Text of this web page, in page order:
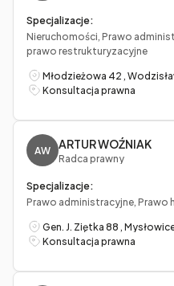
Specjalizacje:
Nieruchomości, Prawo
prawo restrukturyzacyjne
Młodzieżowa 42 ,
Konsultacja prawna
AW ARTUR WOŹNIAK
Radca prawny
Specjalizacje:
Prawo administracyjne,
Gen. J. Ziętka 88 ,
Konsultacja prawna